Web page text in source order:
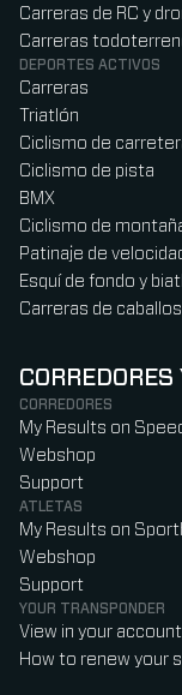
Carreras de RC y
Carreras
DEPORTES ACTIVOS
Carreras
Triatlón
Ciclismo de
Ciclismo de pista
BMX
Ciclismo de
Patinaje de
Esquí de fondo y
Carreras de caballos
CORREDORES
My Results on
Webshop
Support
ATLETAS
My Results on
Webshop
Support
YOUR TRANSPONDER
View in your account
How to renew your